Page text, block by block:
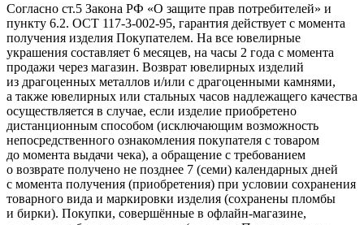
Согласно ст.5 Закона РФ «О защите прав потребителей» и
пункту 6.2. ОСТ 117-3-002-95, гарантия действует с момента
получения изделия Покупателем. На все ювелирные
украшения составляет 6 месяцев, на часы 2 года с момента
продажи через магазин. Возврат ювелирных изделий
из драгоценных металлов и/или с драгоценными камнями,
а также ювелирных или стальных часов надлежащего качества
осуществляется в случае, если изделие приобретено
дистанционным способом (исключающим возможность
непосредственного ознакомления покупателя с товаром
до момента выдачи чека), а обращение с требованием
о возврате получено не позднее 7 (семи) календарных дней
с момента получения (приобретения) при условии сохранения
товарного вида и маркировки изделия (сохранены пломбы
и бирки). Покупки, совершённые в офлайн-магазине,